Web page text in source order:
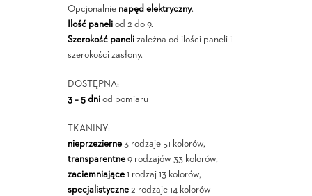
Opcjonalnie napęd elektryczny.
Ilość paneliod 2 do 9.
Szerokość panelizależna od ilości paneli i
szerokości zasłony.
DOSTĘPNA:
3 – 5 dniod pomiaru
TKANINY:
nieprzezierne3 rodzaje 51 kolorów,
transparentne9 rodzajów 33 kolorów,
zaciemniające1 rodzaj 13 kolorów,
specjalistyczne2 rodzaje 14 kolorów